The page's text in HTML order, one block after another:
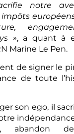
notre
», a quant à
Marine Le Pen.
de signer le
de toute
son ego, il
abandon